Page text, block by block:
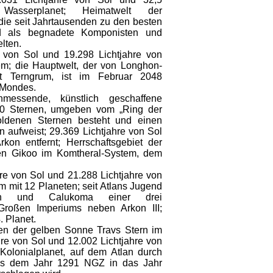
Heimatwelt der
seit Jahrtausenden zu den besten
begnadete Komponisten und
von Sol und 19.298 Lichtjahre von
die Hauptwelt, der von Longhon-
Terngrum, ist im Februar 2048
künstlich geschaffene
Sternen, umgeben vom „Ring der
Sternen besteht und einen
aufweist; 29.369 Lichtjahre von Sol
entfernt; Herrschaftsgebiet der
Gikoo im Komtheral-System, dem
von Sol und 21.288 Lichtjahre von
mit 12 Planeten; seit Atlans Jugend
und Calukoma einer drei
Imperiums neben Arkon III;
Planet.
der gelben Sonne Travs Stern im
von Sol und 12.002 Lichtjahre von
auf dem Atlan durch
dem Jahr 1291 NGZ in das Jahr